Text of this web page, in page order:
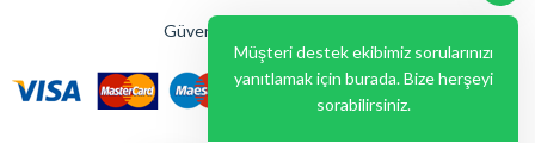
Güvenli Ödeme Seçenekleri
Müşteri destek ekibimiz sorularınızı
yanıtlamak için burada. Bize herşeyi
sorabilirsiniz.